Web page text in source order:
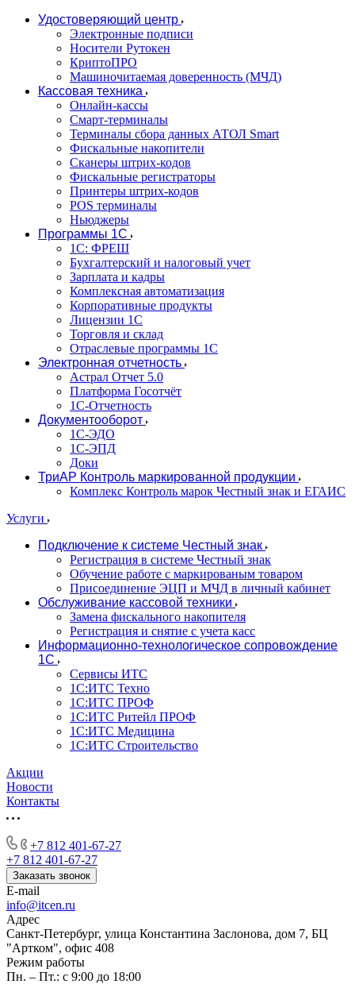
Удостоверяющий центр
Электронные подписи
Носители Рутокен
КриптоПРО
Машиночитаемая доверенность (МЧД)
Кассовая техника
Онлайн-кассы
Смарт-терминалы
Терминалы сбора данных АТОЛ Smart
Фискальные накопители
Сканеры штрих-кодов
Фискальные регистраторы
Принтеры штрих-кодов
POS терминалы
Ньюджеры
Программы 1С
1C: ФРЕШ
Бухгалтерский и налоговый учет
Зарплата и кадры
Комплексная автоматизация
Корпоративные продукты
Лицензии 1С
Торговля и склад
Отраслевые программы 1С
Электронная отчетность
Астрал Отчет 5.0
Платформа Госотчёт
1С-Отчетность
Документооборот
1С-ЭДО
1С-ЭПД
Доки
ТриАР Контроль маркированной продукции
Комплекс Контроль марок Честный знак и ЕГАИС
Услуги
Подключение к системе Честный знак
Регистрация в системе Честный знак
Обучение работе с маркированым товаром
Присоединение ЭЦП и МЧД в личный кабинет
Обслуживание кассовой техники
Замена фискального накопителя
Регистрация и снятие с учета касс
Информационно-технологическое сопровождение
1C
Сервисы ИТС
1С:ИТС Техно
1С:ИТС ПРОФ
1С:ИТС Ритейл ПРОФ
1С:ИТС Медицина
1С:ИТС Строительство
Акции
Новости
Контакты
+7 812 401-67-27
+7 812 401-67-27
Заказать звонок
E-mail
info@itcen.ru
Адрес
Санкт-Петербург, улица Константина Заслонова, дом 7, БЦ
"Артком", офис 408
Режим работы
Пн. – Пт.: с 9:00 до 18:00